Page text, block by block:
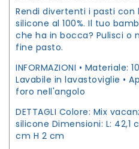
Rendi divertenti i pasti
silicone al 100%. Il tuo
che ha in bocca? Pulisci o
fine pasto.
INFORMAZIONI • Materiale:
Lavabile in lavastoviglie •
foro nell'angolo
DETTAGLI Colore: Mix
silicone Dimensioni: L: 42,1
cm H 2 cm